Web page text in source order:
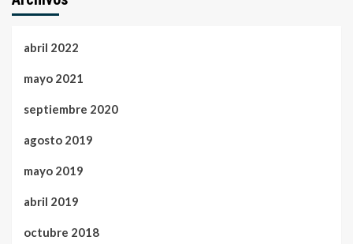
abril 2022
mayo 2021
septiembre 2020
agosto 2019
mayo 2019
abril 2019
octubre 2018